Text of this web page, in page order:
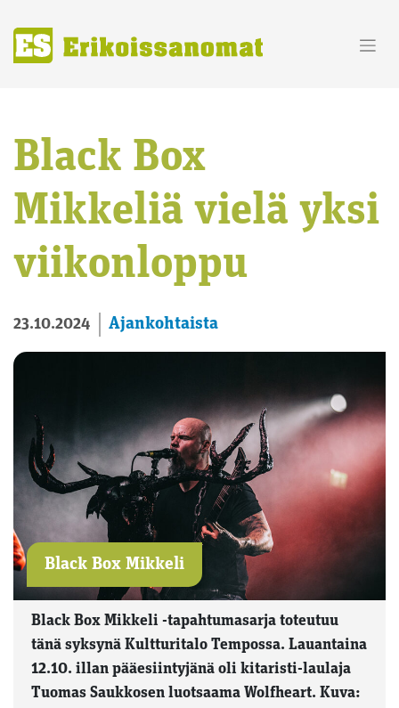
content
Black Box
Mikkeliä vielä yksi
viikonloppu
23.10.2024 Ajankohtaista
Black Box Mikkeli
Black Box Mikkeli -tapahtumasarja toteutuu
tänä syksynä Kultturitalo Tempossa. Lauantaina
12.10. illan pääesiintyjänä oli kitaristi-laulaja
Tuomas Saukkosen luotsaama Wolfheart. Kuva: